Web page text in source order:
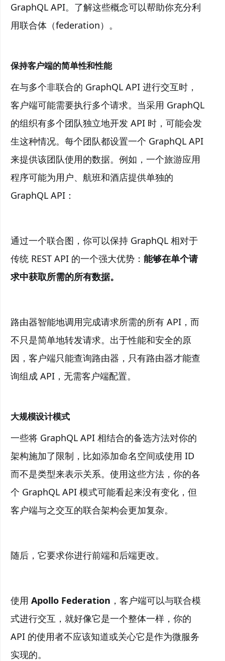
GraphQL API。了解这些概念可以帮助你充分利
用联合体（federation）。
保持客户端的简单性和性能
在与多个非联合的 GraphQL API 进行交互时，
客户端可能需要执行多个请求。当采用 GraphQL
的组织有多个团队独立地开发 API 时，可能会发
生这种情况。每个团队都设置一个 GraphQL API
来提供该团队使用的数据。例如，一个旅游应用
程序可能为用户、航班和酒店提供单独的
GraphQL API：
通过一个联合图，你可以保持 GraphQL 相对于
传统 REST API 的一个强大优势： 能够在单个请
求中获取所需的所有数据。
路由器智能地调用完成请求所需的所有 API，而
不只是简单地转发请求。出于性能和安全的原
因，客户端只能查询路由器，只有路由器才能查
询组成 API，无需客户端配置。
大规模设计模式
一些将 GraphQL API 相结合的备选方法对你的
架构施加了限制，比如添加命名空间或使用 ID
而不是类型来表示关系。使用这些方法，你的各
个 GraphQL API 模式可能看起来没有变化，但
客户端与之交互的联合架构会更加复杂。
随后，它要求你进行前端和后端更改。
使用 Apollo Federation ，客户端可以与联合模
式进行交互，就好像它是一个整体一样，你的
API 的使用者不应该知道或关心它是作为微服务
实现的。